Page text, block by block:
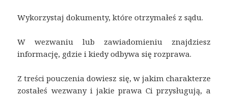
Wykorzystaj dokumenty, które otrzymałeś z sądu.
W wezwaniu lub zawiadomieniu znajdziesz
informację, gdzie i kiedy odbywa się rozprawa.
Z treści pouczenia dowiesz się, w jakim charakterze
zostałeś wezwany i jakie prawa Ci przysługują, a